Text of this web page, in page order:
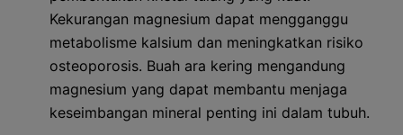
Kekurangan magnesium dapat mengganggu
metabolisme kalsium dan meningkatkan risiko
osteoporosis. Buah ara kering mengandung
magnesium yang dapat membantu menjaga
keseimbangan mineral penting ini dalam tubuh.